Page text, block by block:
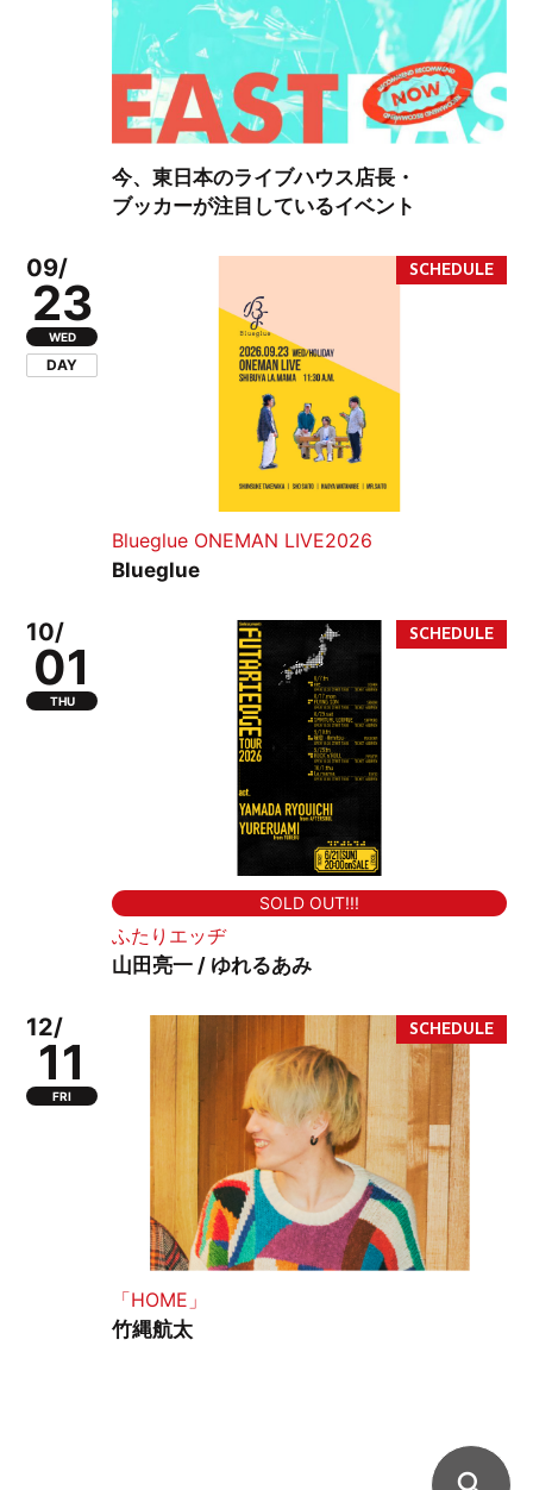
今、東日本のライブハウス店長・
ブッカーが注目しているイベント
09/
23
WED
DAY
Blueglue ONEMAN LIVE2026
Blueglue
10/
01
THU
SOLD OUT!!!
ふたりエッヂ
山田亮一 / ゆれるあみ
12/
11
FRI
「HOME」
竹縄航太